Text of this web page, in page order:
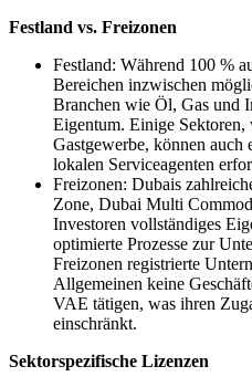
Festland vs. Freizonen
Festland: Während 100 %
Bereichen inzwischen
Branchen wie Öl, Gas und
Eigentum. Einige
Gastgewerbe, können auch
lokalen Serviceagenten
Freizonen: Dubais
Zone, Dubai Multi
Investoren vollständiges
optimierte Prozesse zur
Freizonen registrierte
Allgemeinen keine
VAE tätigen, was ihren
einschränkt.
Sektorspezifische Lizenzen